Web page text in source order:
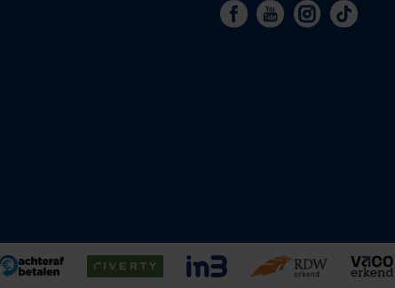
Facebook
YoutubeInstagram
Tiktok